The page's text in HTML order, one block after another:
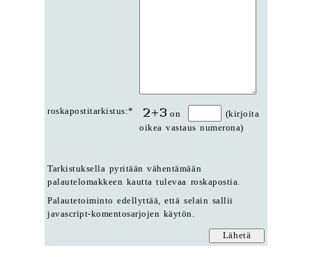
roskapostitarkistus:* on
(kirjoita
oikea vastaus numerona)
Tarkistuksella pyritään vähentämään
palautelomakkeen kautta tulevaa roskapostia.
Palautetoiminto edellyttää, että selain sallii
javascript-komentosarjojen käytön.